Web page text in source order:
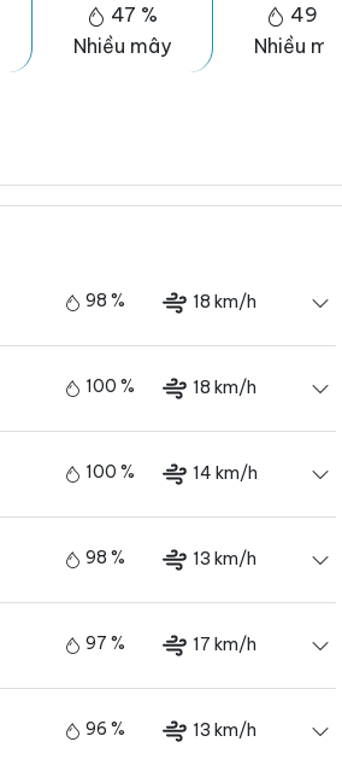
47 %
Nhiều mây
49 %
Nhiều mây
98 % 18 km/h
100 % 18 km/h
100 % 14 km/h
98 % 13 km/h
97 % 17 km/h
96 % 13 km/h